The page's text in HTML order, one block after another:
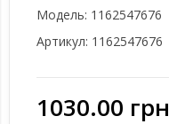
Модель: 1162547676
Артикул: 1162547676
1030.00 грн